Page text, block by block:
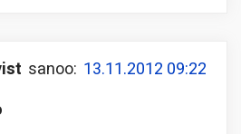
sanoo: 13.11.2012 09:22